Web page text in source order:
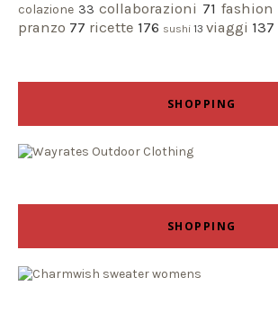
colazione 33 collaborazioni 71 fashion
pranzo 77 ricette 176 sushi 13 viaggi 137
SHOPPING
SHOPPING